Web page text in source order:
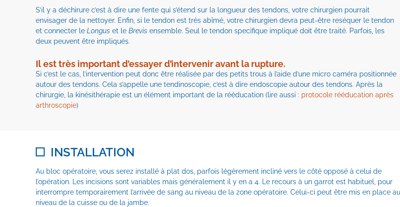
S’il y a déchirure c’est à dire une fente qui s’étend sur la longueur des tendons, votre chirurgien pourrait
envisager de la nettoyer. Enfin, si le tendon est très abîmé, votre chirurgien devra peut-être reséquer le tendon
et connecter le Longus et le Brevis ensemble. Seul le tendon specifique impliqué doit être traité. Parfois, les
deux peuvent être impliqués.
Il est très important d’essayer d’intervenir avant la rupture.
Si c’est le cas, l’intervention peut donc être réalisée par des petits trous à l’aide d’une micro caméra positionnée
autour des tendons. Cela s’appelle une tendinoscopie, c’est à dire endoscopie autour des tendons. Après la
chirurgie, la kinésithérapie est un élément important de la rééducation (lire aussi : protocole rééducation après
arthroscopie)
INSTALLATION
Au bloc opératoire, vous serez installé à plat dos, parfois légèrement incliné vers le côté opposé à celui de
l’opération. Les incisions sont variables mais généralement il y en a 4. Le recours à un garrot est habituel, pour
interrompre temporairement l’arrivée de sang au niveau de la zone opératoire. Celui-ci peut être mis en place au
niveau de la cuisse ou de la jambe.